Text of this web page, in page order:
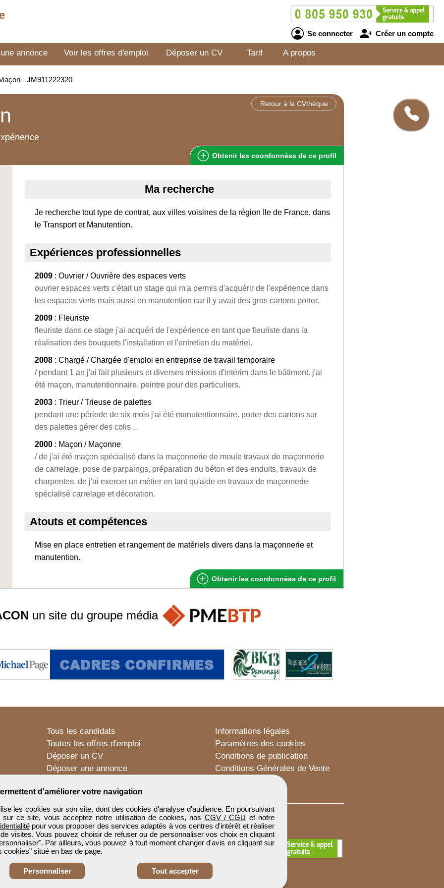
Se connecter Créer un compte
annonce Voir les offres d'emploi Déposer un CV Tarif A propos
- JM911222320
Retour à la CVthèque
Obtenir les coordonnées de ce profil
Ma recherche
Je recherche tout type de contrat, aux villes voisines de la région Ile de France, dans
le Transport et Manutention.
Expériences professionnelles
2009 : Ouvrier / Ouvrière des espaces verts
ouvrier espaces verts c'était un stage qui m'a permis d'acquérir de l'expérience dans
les espaces verts mais aussi en manutention car il y avait des gros cartons porter.
2009 : Fleuriste
fleuriste dans ce stage j'ai acquéri de l'expérience en tant que fleuriste dans la
réalisation des bouquets l'installation et l'entretien du matériel.
2008 : Chargé / Chargée d'emploi en entreprise de travail temporaire
/ pendant 1 an j'ai fait plusieurs et diverses missions d'intérim dans le bâtiment. j'ai
été maçon, manutentionnaire, peintre pour des particuliers.
2003 : Trieur / Trieuse de palettes
pendant une période de six mois j'ai été manutentionnaire. porter des cartons sur
des palettes gérer des colis ...
2000 : Maçon / Maçonne
/ de j'ai été maçon spécialisé dans la maçonnerie de moule travaux de maçonnerie
de carrelage, pose de parpaings, préparation du béton et des enduits, travaux de
charpentes. de j'ai exercer un métier en tant qu'aide en travaux de maçonnerie
spécialisé carrelage et décoration.
Atouts et compétences
Mise en place entretien et rangement de matériels divers dans la maçonnerie et
manutention.
Obtenir les coordonnées de ce profil
d'améliorer votre navigation
les cookies sur son site, dont des cookies d'analyse d'audience. En poursuivant
sur ce site, vous acceptez notre utilisation de cookies, nos CGV / CGU et notre
pour vous proposer des services adaptés à vos centres d'intérêt et réaliser
visites. Vous pouvez choisir de refuser ou de personnaliser vos choix en cliquant
Par ailleurs, vous pouvez à tout moment changer d'avis en cliquant sur
cookies" situé en bas de page.
Personnaliser Tout accepter
un site du groupe média
Tous les candidats
Toutes les offres d'emploi
Déposer un CV
Déposer une annonce
Informations légales
Paramètres des cookies
Conditions de publication
Conditions Générales de Vente